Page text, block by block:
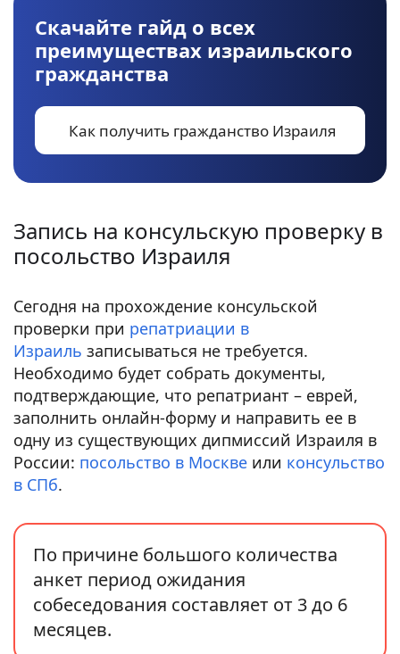
Скачайте гайд о всех
преимуществах израильского
гражданства
Как получить гражданство Израиля
Запись на консульскую проверку в
посольство Израиля
Сегодня на прохождение консульской
проверки при репатриации в
Израиль записываться не требуется.
Необходимо будет собрать документы,
подтверждающие, что репатриант – еврей,
заполнить онлайн-форму и направить ее в
одну из существующих дипмиссий Израиля в
России: посольство в Москве или консульство
в СПб.
По причине большого количества
анкет период ожидания
собеседования составляет от 3 до 6
месяцев.